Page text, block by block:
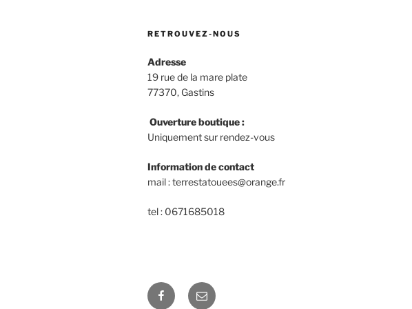
RETROUVEZ-NOUS
Adresse
19 rue de la mare plate
77370, Gastins
Ouverture boutique :
Uniquement sur rendez-vous
Information de contact
mail : terrestatouees@orange.fr
tel : 0671685018
Facebook
E-